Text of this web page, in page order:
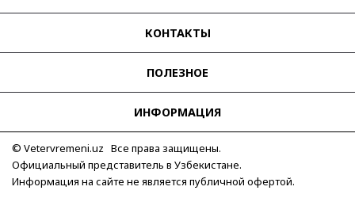
КОНТАКТЫ
ПОЛЕЗНОЕ
ИНФОРМАЦИЯ
© Vetervremeni.uz Все права защищены.
Официальный представитель в Узбекистане.
Информация на сайте не является публичной офертой.